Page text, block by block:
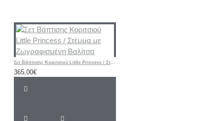
Σετ Βάπτισης Κοριτσιού Little Princess / Στέμμα με Ζωγραφισμένη Βαλίτσα
365,00€